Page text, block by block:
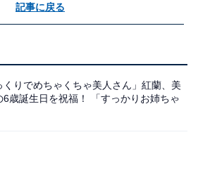
記事に戻る
くりでめちゃくちゃ美人さん」紅蘭、美
6歳誕生日を祝福！ 「すっかりお姉ちゃ